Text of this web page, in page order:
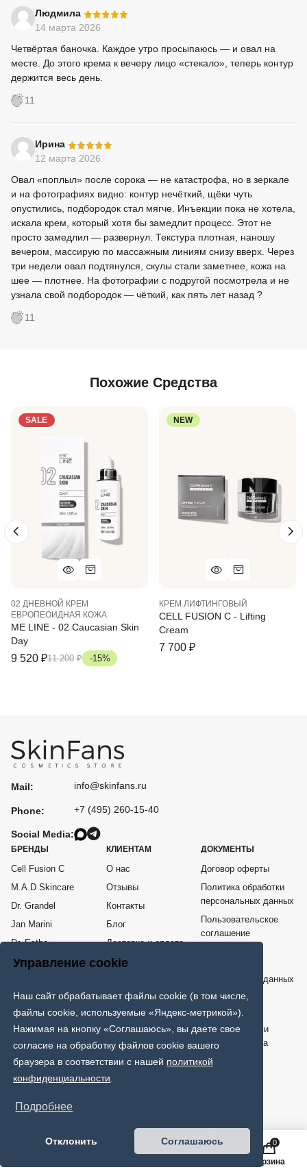
Управление cookie
Наш сайт обрабатывает файлы cookie (в том числе,
файлы cookie, используемые «Яндекс-метрикой»).
Нажимая на кнопку «Соглашаюсь», вы даете свое
согласие на обработку файлов cookie вашего
браузера в соответствии с нашей политикой
конфиденциальности.
Подробнее
Отклонить Соглашаюсь 0
Корзина
Людмила
14 марта 2026
Четвёртая баночка. Каждое утро просыпаюсь — и овал на
месте. До этого крема к вечеру лицо «стекало», теперь контур
держится весь день.
11
Ирина
12 марта 2026
Овал «поплыл» после сорока — не катастрофа, но в зеркале
и на фотографиях видно: контур нечёткий, щёки чуть
опустились, подбородок стал мягче. Инъекции пока не хотела,
искала крем, который хотя бы замедлит процесс. Этот не
просто замедлил — развернул. Текстура плотная, наношу
вечером, массирую по массажным линиям снизу вверх. Через
три недели овал подтянулся, скулы стали заметнее, кожа на
шее — плотнее. На фотографии с подругой посмотрела и не
узнала свой подбородок — чёткий, как пять лет назад ?
11
Похожие Средства
SALE
02 ДНЕВНОЙ КРЕМ
ЕВРОПЕОИДНАЯ КОЖА
ME LINE - 02 Caucasian Skin
Day
9 520 ₽11 200 ₽ -15%
NEW
КРЕМ ЛИФТИНГОВЫЙ
CELL FUSION C - Lifting
Cream
7 700 ₽
Mail:
Phone:
Social Media:
info@skinfans.ru
+7 (495) 260-15-40
БРЕНДЫ
Cell Fusion C
M.A.D Skincare
Dr. Grandel
Jan Marini
Dr. Esthe
Me Line
КЛИЕНТАМ
О нас
Отзывы
Контакты
Блог
Доставка и оплата
Возврат товара
ДОКУМЕНТЫ
Договор оферты
Политика обработки
персональных данных
Пользовательское
соглашение
персональных данных
Карта сайта
ИНТЕРНЕТ - МАГАЗИН ПРОФЕССИОНАЛЬНОЙ КОСМЕТИКИ
Только клинически проверенная и протестированная врачами
дерматологами и косметологами эффективная космецевтика
мировых брендов.
© 2026 SkinFans. Все права защищены.